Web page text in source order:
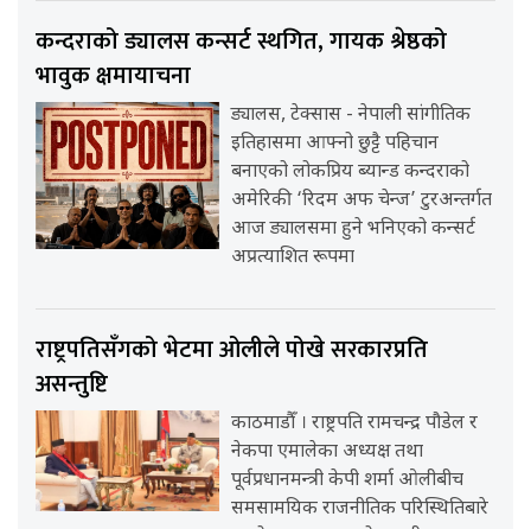
कन्दराको ड्यालस कन्सर्ट स्थगित, गायक श्रेष्ठको
भावुक क्षमायाचना
ड्यालस, टेक्सास - नेपाली सांगीतिक
इतिहासमा आफ्नो छुट्टै पहिचान
बनाएको लोकप्रिय ब्यान्ड कन्दराको
अमेरिकी ‘रिदम अफ चेन्ज’ टुरअन्तर्गत
आज ड्यालसमा हुने भनिएको कन्सर्ट
अप्रत्याशित रूपमा
राष्ट्रपतिसँगको भेटमा ओलीले पोखे सरकारप्रति
असन्तुष्टि
काठमाडौँ । राष्ट्रपति रामचन्द्र पौडेल र
नेकपा एमालेका अध्यक्ष तथा
पूर्वप्रधानमन्त्री केपी शर्मा ओलीबीच
समसामयिक राजनीतिक परिस्थितिबारे